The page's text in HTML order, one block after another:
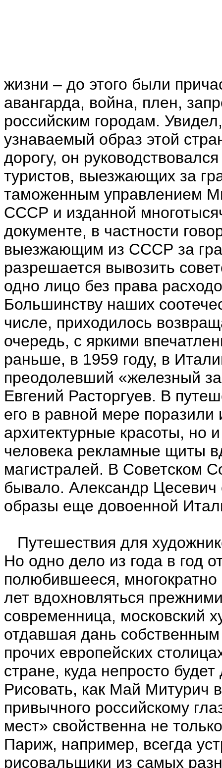
жизни – до этого были
авангарда, война, плен,
российским городам.
узнаваемый образ этой
дорогу, он
туристов, выезжающих за
таможенным управлением
СССР и изданной
документе, в частности
выезжающим из СССР за
разрешается вывозить
одно лицо без права
Большинству наших
числе, приходилось
очередь, с яркими
раньше, в 1959 году, в
преодолевший «железный
Евгений Расторгуев. В
его в равной мере поразили
архитектурные красоты, но
человека рекламные щиты
магистралей. В Советском
бывало. Александр Цесевич
образы еще довоенной
Путешествия для
Но одно дело из года в год
полюбившееся,
лет вдохновляться
современница, московский
отдавшая дань
прочих европейских
стране, куда непросто
Рисовать, как Май Митурич
привычного российскому
мест» свойственна не
Париж, например, всегда
рисовальщики из самых